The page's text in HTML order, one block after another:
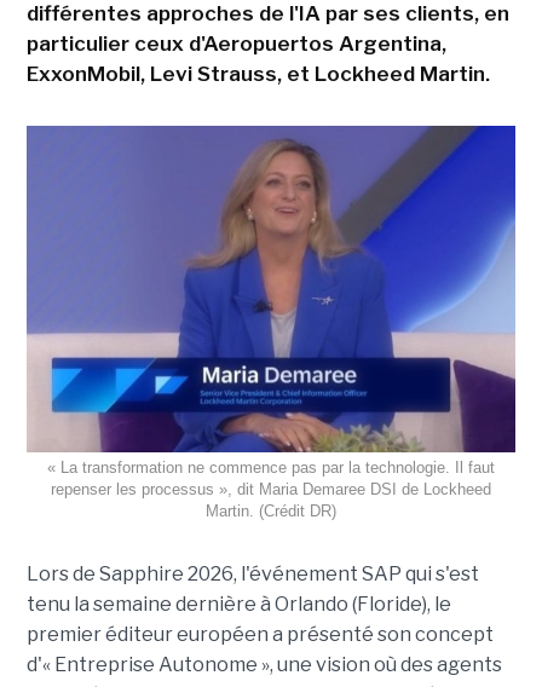
différentes approches de l'IA par ses clients, en
particulier ceux d'Aeropuertos Argentina,
ExxonMobil, Levi Strauss, et Lockheed Martin.
« La transformation ne commence pas par la technologie. Il faut
repenser les processus », dit Maria Demaree DSI de Lockheed
Martin. (Crédit DR)
Lors de Sapphire 2026, l'événement SAP qui s'est
tenu la semaine dernière à Orlando (Floride), le
premier éditeur européen a présenté son concept
d'« Entreprise Autonome », une vision où des agents